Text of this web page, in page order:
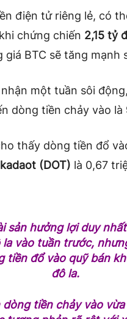
điện tử riêng lẻ, có
chứng chiến 2,15 tỷ
BTC sẽ tăng mạnh
một tuần sôi
​​dòng tiền chảy vào là
thấy dòng tiền đổ
(DOT) là 0,67
sản hưởng lợi duy
la vào tuần trước,
tiền đổ vào quỹ bán
đô la.
tiền chảy vào